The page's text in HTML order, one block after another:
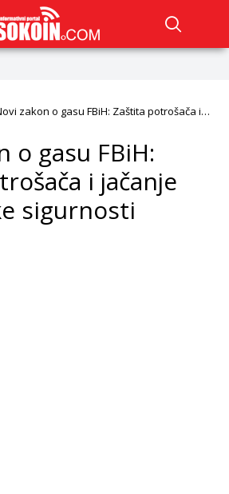
zakon o gasu FBiH: Zaštita potrošača i
o gasu FBiH:
i jačanje
sigurnosti